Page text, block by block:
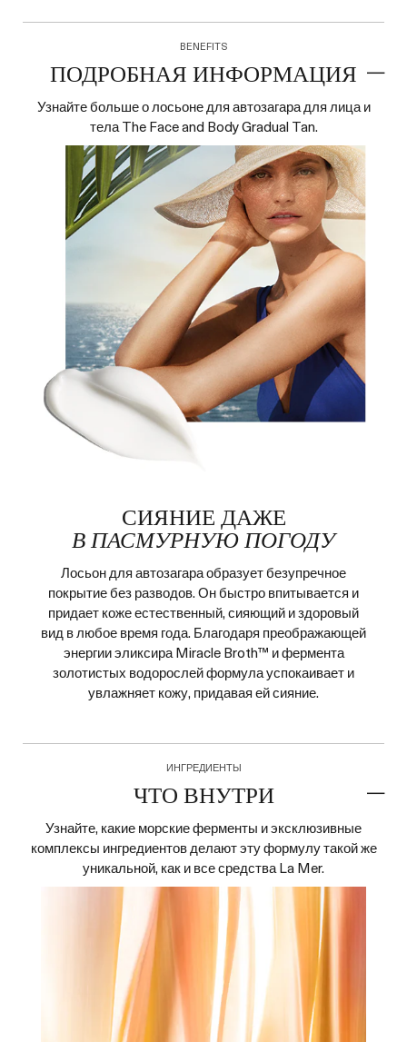
BENEFITS
ПОДРОБНАЯ ИНФОРМАЦИЯ
Узнайте больше о лосьоне для автозагара для лица и
тела The Face and Body Gradual Tan.
СИЯНИЕ ДАЖЕ
В ПАСМУРНУЮ ПОГОДУ
Лосьон для автозагара образует безупречное
покрытие без разводов. Он быстро впитывается и
придает коже естественный, сияющий и здоровый
вид в любое время года. Благодаря преображающей
энергии эликсира Miracle Broth™ и фермента
золотистых водорослей формула успокаивает и
увлажняет кожу, придавая ей сияние.
ИНГРЕДИЕНТЫ
ЧТО ВНУТРИ
Узнайте, какие морские ферменты и эксклюзивные
комплексы ингредиентов делают эту формулу такой же
уникальной, как и все средства La Mer.